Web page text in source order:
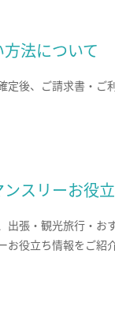
法について
定後、ご請求書・ご
スリーお役
出張・観光旅行・お
お役立ち情報をご紹